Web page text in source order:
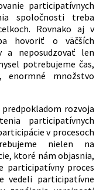
participatívnych
spoločnosti treba
Rovnako aj v
hovoriť o väčších
a neposudzovať len
potrebujeme čas,
enormné množstvo
rozvoja
participatívnych
v procesoch
nielen na
ktoré nám objasnia,
participatívny proces
vedeli participatívne